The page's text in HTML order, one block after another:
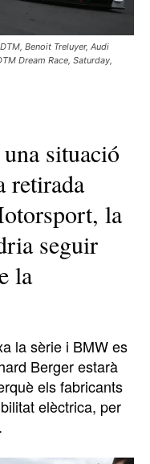
Benoit Treluyer, Audi
Dream Race, Saturday,
situació
retirada
la
seguir
la
la sèrie i BMW es
Berger estarà
els fabricants
elèctrica, per